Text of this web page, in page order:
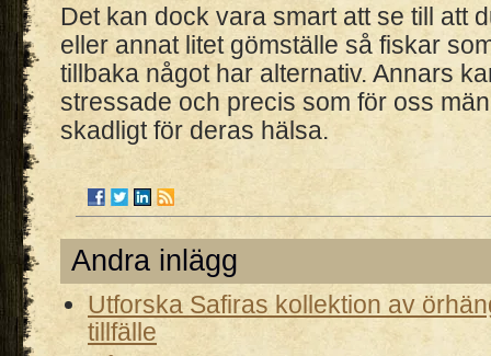
Det kan dock vara smart att se till att
eller annat litet gömställe så fiskar
tillbaka något har alternativ. Annars
stressade och precis som för oss
skadligt för deras hälsa.
Andra inlägg
Utforska Safiras kollektion av
tillfälle